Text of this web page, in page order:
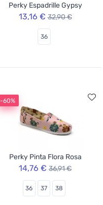
Perky Espadrille Gypsy
13,16 € 32,90 €
36
-60%
Perky Pinta Flora Rosa
14,76 € 36,91 €
36 37 38